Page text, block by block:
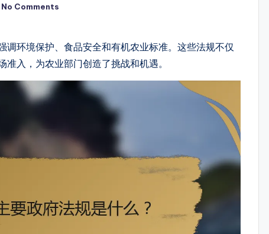
No Comments
环境保护、食品安全和有机农业标准。这些法规不仅
入，为农业部门创造了挑战和机遇。